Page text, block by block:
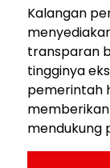
Kalangan
transparan
tingginya
pemerintah
mendukung